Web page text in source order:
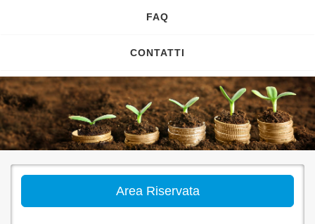
FAQ
CONTATTI
Area Riservata